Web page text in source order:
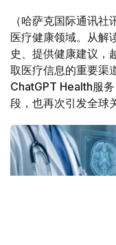
（哈萨克国际通讯
医疗健康领域。从解
史、提供健康建议，
取医疗信息的重要渠
ChatGPT Health服
段，也再次引发全球